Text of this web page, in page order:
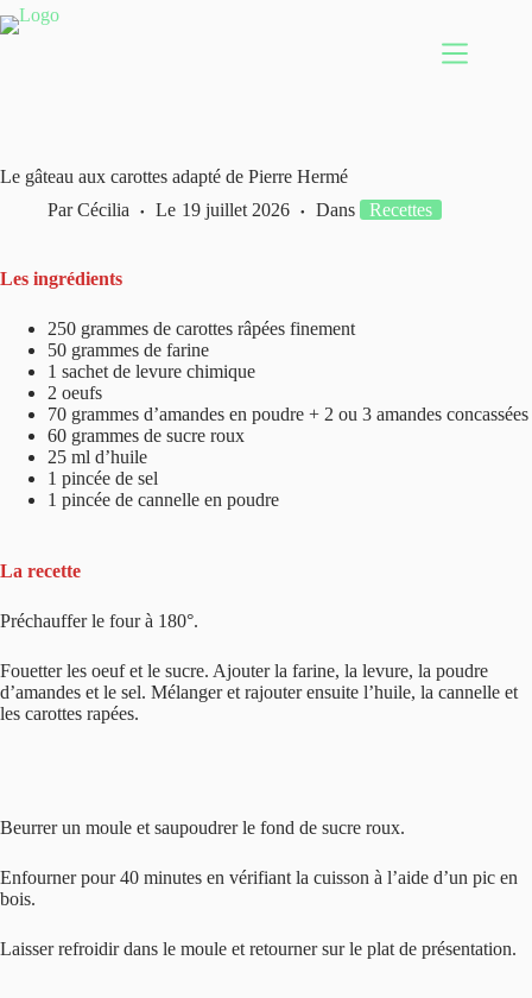
Passer
au
Le gâteau aux carottes adapté de Pierre Hermé
Par Cécilia Le 19 juillet 2026 Dans Recettes
Les ingrédients
250 grammes de carottes râpées finement
50 grammes de farine
1 sachet de levure chimique
2 oeufs
70 grammes d’amandes en poudre + 2 ou 3 amandes concassées
60 grammes de sucre roux
25 ml d’huile
1 pincée de sel
1 pincée de cannelle en poudre
La recette
Préchauffer le four à 180°.
Fouetter les oeuf et le sucre. Ajouter la farine, la levure, la poudre
d’amandes et le sel. Mélanger et rajouter ensuite l’huile, la cannelle et
les carottes rapées.
Beurrer un moule et saupoudrer le fond de sucre roux.
Enfourner pour 40 minutes en vérifiant la cuisson à l’aide d’un pic en
bois.
Laisser refroidir dans le moule et retourner sur le plat de présentation.